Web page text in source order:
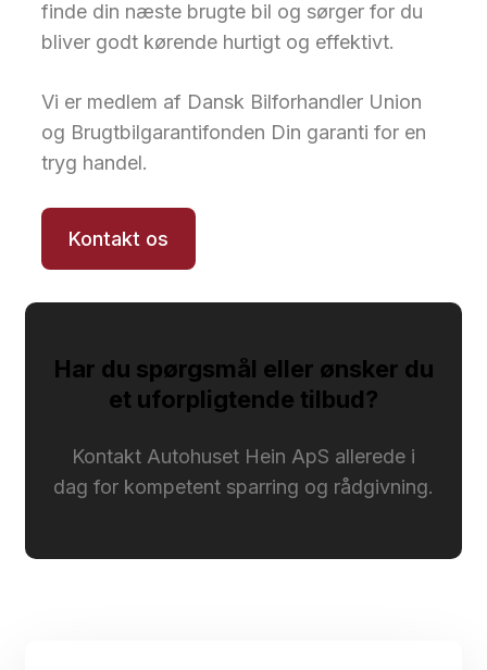
finde din næste brugte bil og sørger for du
bliver godt kørende hurtigt og effektivt.
Vi er medlem af Dansk Bilforhandler Union
og Brugtbilgarantifonden Din garanti for en
tryg handel.
Kontakt os
Har du spørgsmål eller ønsker du
et uforpligtende tilbud?
Kontakt Autohuset Hein ApS allerede i
dag for kompetent sparring og rådgivning.